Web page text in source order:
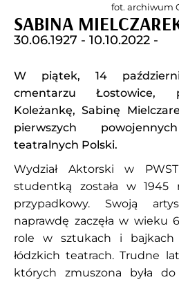
SABINA
30.06.1927 - 10.10.2022 -
W piątek, 14
cmentarzu Łostowice,
Koleżankę, Sabinę
pierwszych
teatralnych Polski.
Wydział Aktorski w
studentką została w
przypadkowy. Swoją
naprawdę zaczęła w wieku
role w sztukach i bajkach
łódzkich teatrach. Trudne
których zmuszona była
fot. archiwum